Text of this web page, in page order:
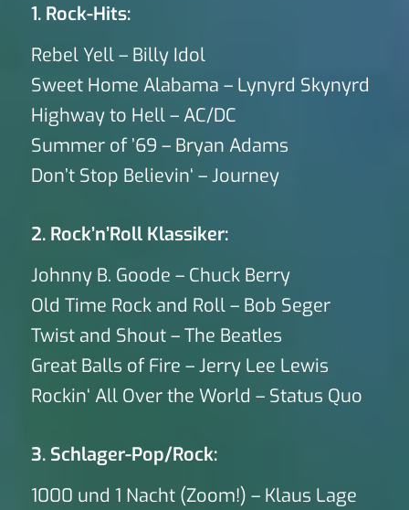
1. Rock-Hits:
Rebel Yell – Billy Idol
Sweet Home Alabama – Lynyrd Skynyrd
Highway to Hell – AC/DC
Summer of ’69 – Bryan Adams
Don’t Stop Believin‘ – Journey
2. Rock’n’Roll Klassiker:
Johnny B. Goode – Chuck Berry
Old Time Rock and Roll – Bob Seger
Twist and Shout – The Beatles
Great Balls of Fire – Jerry Lee Lewis
Rockin‘ All Over the World – Status Quo
3. Schlager-Pop/Rock:
1000 und 1 Nacht (Zoom!) – Klaus Lage